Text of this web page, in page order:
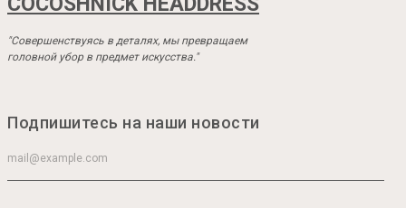
"Совершенствуясь в деталях, мы превращаем
головной убор в предмет искусства."
Подпишитесь на наши новости